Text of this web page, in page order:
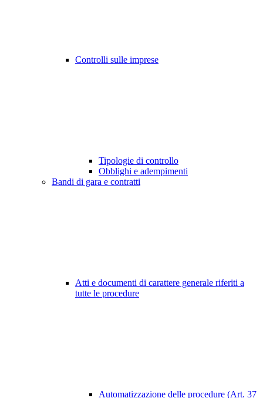
Controlli sulle imprese
Tipologie di controllo
Obblighi e adempimenti
Bandi di gara e contratti
Atti e documenti di carattere generale riferiti a
tutte le procedure
Automatizzazione delle procedure (Art. 37